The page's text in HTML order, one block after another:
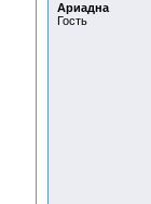
Ариадна
Гость